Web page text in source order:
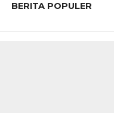
BERITA POPULER